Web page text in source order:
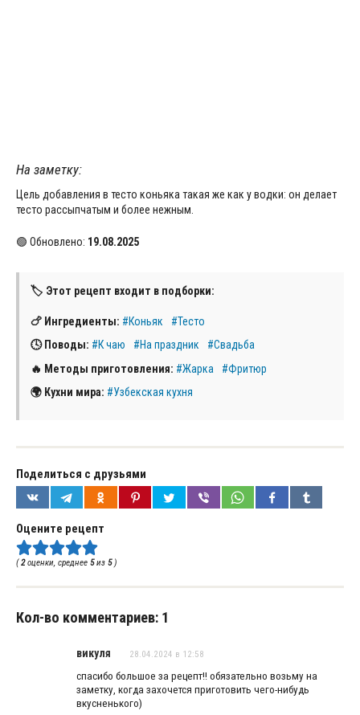
На заметку:
Цель добавления в тесто коньяка такая же как у водки: он делает
тесто рассыпчатым и более нежным.
🟢 Обновлено: 19.08.2025
🏷 Этот рецепт входит в подборки:
🍗 Ингредиенты: #Коньяк
#Тесто
🕓 Поводы: #К чаю #На праздник
#Свадьба
🔥 Методы приготовления: #Жарка
#Фритюр
🌍 Кухни мира: #Узбекская кухня
Поделиться с друзьями
Оцените рецепт
(2оценки, среднее 5из 5)
Кол-во комментариев: 1
викуля 28.04.2024 в 12:58
спасибо большое за рецепт!! обязательно возьму на
заметку, когда захочется приготовить чего-нибудь
вкусненького)